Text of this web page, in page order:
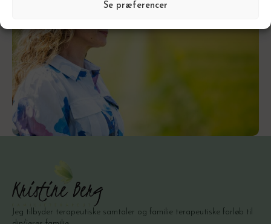
Se præferencer
Jeg tilbyder terapeutiske samtaler og familie terapeutiske forløb til